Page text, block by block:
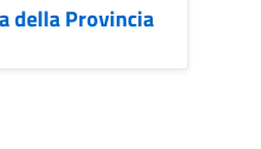
della Provincia